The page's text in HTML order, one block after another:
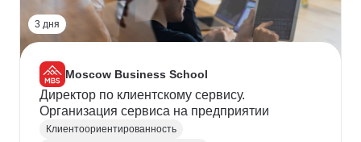
3 дня
Moscow Business School
Директор по клиентскому сервису.
Организация сервиса на предприятии
Клиентоориентированность